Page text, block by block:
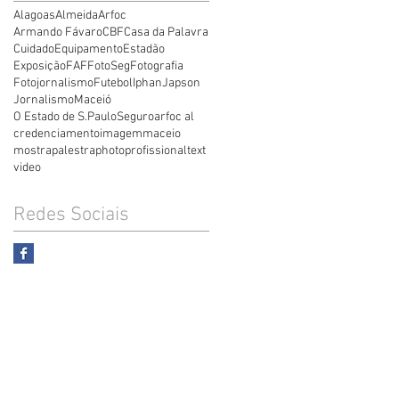
AlagoasAlmeidaArfoc
Armando FávaroCBFCasa da Palavra
CuidadoEquipamentoEstadão
ExposiçãoFAFFotoSegFotografia
FotojornalismoFutebolIphanJapson
JornalismoMaceió
O Estado de S.PauloSeguroarfoc al
credenciamentoimagemmaceio
mostrapalestraphotoprofissionaltext
video
Redes Sociais